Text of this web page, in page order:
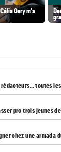
Gery m'a
rédacteurs… toutes
pro trois jeunes
chez une armada